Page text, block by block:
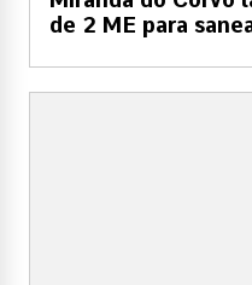
de 2 ME para